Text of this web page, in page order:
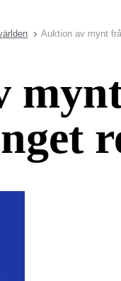
Auktion av mynt